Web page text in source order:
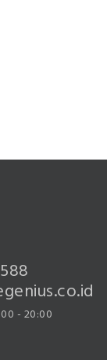
- 20:00